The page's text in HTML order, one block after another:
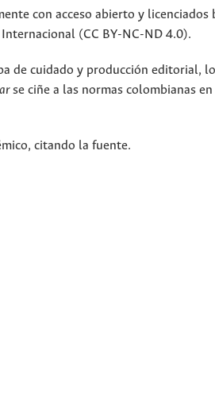
con acceso abierto y licenciados
(CC BY-NC-ND 4.0).
de cuidado y producción editorial,
se ciñe a las normas colombianas
citando la fuente.